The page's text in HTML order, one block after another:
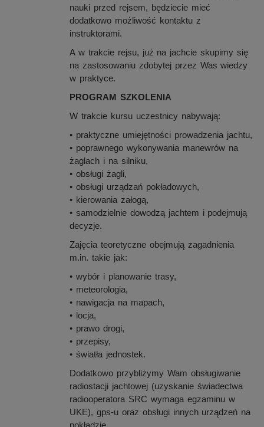
nauki przed rejsem, będziecie mieć
dodatkowo możliwość kontaktu z
instruktorami.
A w trakcie rejsu, już na jachcie skupimy się
na zastosowaniu zdobytej przez Was wiedzy
w praktyce.
PROGRAM SZKOLENIA
W trakcie kursu uczestnicy nabywają:
• praktyczne umiejętności prowadzenia jachtu,
• poprawnego wykonywania manewrów na
żaglach i na silniku,
• obsługi żagli,
• obsługi urządzań pokładowych,
• kierowania załogą,
• samodzielnie dowodzą jachtem i podejmują
decyzje.
Zajęcia teoretyczne obejmują zagadnienia
m.in. takie jak:
• wybór i planowanie trasy,
• meteorologia,
• nawigacja na mapach,
• locja,
• prawo drogi,
• przepisy,
• światła jednostek.
Dodatkowo przybliżymy Wam obsługiwanie
radiostacji jachtowej (uzyskanie świadectwa
radiooperatora SRC wymaga egzaminu w
UKE), gps-u oraz obsługi innych urządzeń na
pokładzie.